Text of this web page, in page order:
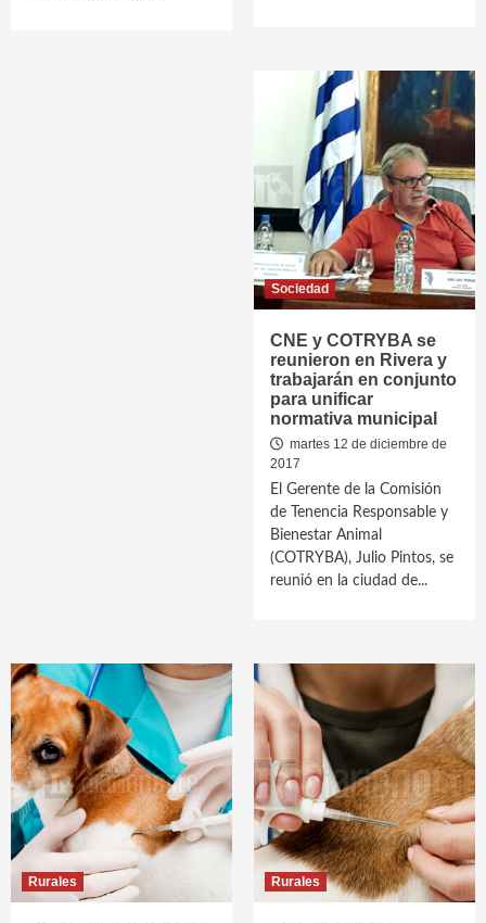
Sociedad
CNE y COTRYBA se
reunieron en Rivera y
trabajarán en conjunto
para unificar
normativa municipal
martes 12 de diciembre de
2017
El Gerente de la Comisión
de Tenencia Responsable y
Bienestar Animal
(COTRYBA), Julio Pintos, se
reunió en la ciudad de...
Rurales Rurales